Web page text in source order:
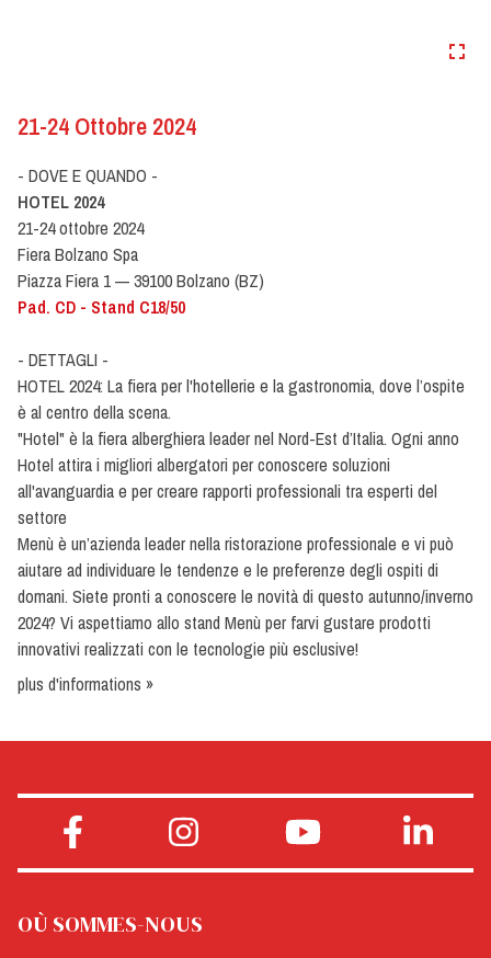
21-24 Ottobre 2024
- DOVE E QUANDO -
HOTEL 2024
21-24 ottobre 2024
Fiera Bolzano Spa
Piazza Fiera 1 — 39100 Bolzano (BZ)
Pad. CD - Stand C18/50
- DETTAGLI -
HOTEL 2024: La fiera per l'hotellerie e la gastronomia, dove l’ospite
è al centro della scena.
"Hotel" è la fiera alberghiera leader nel Nord-Est d’Italia. Ogni anno
Hotel attira i migliori albergatori per conoscere soluzioni
all'avanguardia e per creare rapporti professionali tra esperti del
settore
Menù è un’azienda leader nella ristorazione professionale e vi può
aiutare ad individuare le tendenze e le preferenze degli ospiti di
domani. Siete pronti a conoscere le novità di questo autunno/inverno
2024? Vi aspettiamo allo stand Menù per farvi gustare prodotti
innovativi realizzati con le tecnologie più esclusive!
plus d'informations »
OÙ SOMMES-NOUS